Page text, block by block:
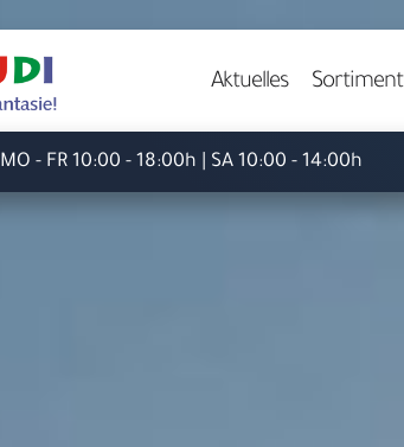
Aktuelles Sortiment
MO - FR 10:00 - 18:00h | SA 10:00 - 14:00h